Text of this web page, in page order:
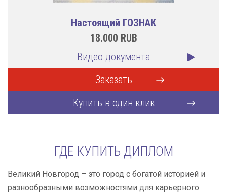
Настоящий ГОЗНАК
18.000 RUB
Видео документа
Заказать
Купить в один клик
ГДЕ КУПИТЬ ДИПЛОМ
Великий Новгород – это город с богатой историей и
разнообразными возможностями для карьерного